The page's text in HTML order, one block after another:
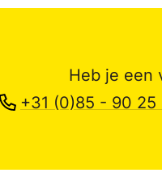
Heb je een
+31 (0)85 - 90 25